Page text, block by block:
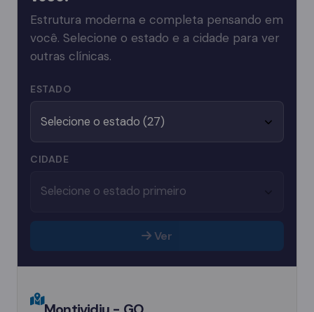
Estrutura moderna e completa pensando em
você. Selecione o estado e a cidade para ver
outras clínicas.
ESTADO
CIDADE
Ver